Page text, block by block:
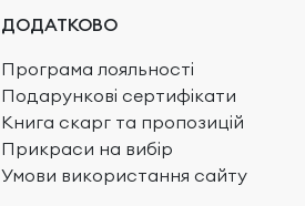
ДОДАТКОВО
Програма лояльності
Подарункові сертифікати
Книга скарг та пропозицій
Прикраси на вибір
Умови використання сайту